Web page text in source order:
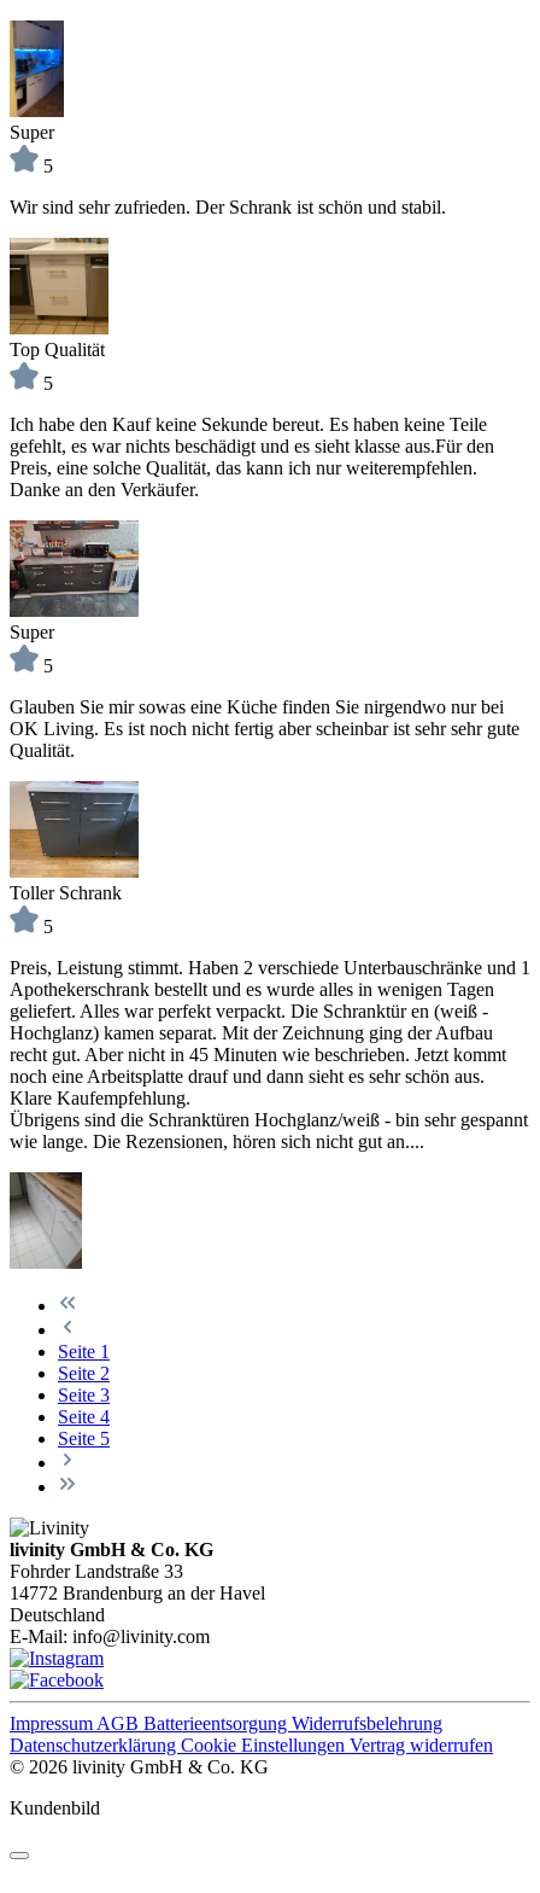
Super
5
Wir sind sehr zufrieden. Der Schrank ist schön und stabil.
Top Qualität
5
Ich habe den Kauf keine Sekunde bereut. Es haben keine Teile
gefehlt, es war nichts beschädigt und es sieht klasse aus.Für den
Preis, eine solche Qualität, das kann ich nur weiterempfehlen.
Danke an den Verkäufer.
Super
5
Glauben Sie mir sowas eine Küche finden Sie nirgendwo nur bei
OK Living. Es ist noch nicht fertig aber scheinbar ist sehr sehr gute
Qualität.
Toller Schrank
5
Preis, Leistung stimmt. Haben 2 verschiede Unterbauschränke und 1
Apothekerschrank bestellt und es wurde alles in wenigen Tagen
geliefert. Alles war perfekt verpackt. Die Schranktür en (weiß -
Hochglanz) kamen separat. Mit der Zeichnung ging der Aufbau
recht gut. Aber nicht in 45 Minuten wie beschrieben. Jetzt kommt
noch eine Arbeitsplatte drauf und dann sieht es sehr schön aus.
Klare Kaufempfehlung.
Übrigens sind die Schranktüren Hochglanz/weiß - bin sehr gespannt
wie lange. Die Rezensionen, hören sich nicht gut an....
Seite 1
Seite 2
Seite 3
Seite 4
Seite 5
livinity GmbH & Co. KG
Fohrder Landstraße 33
14772 Brandenburg an der Havel
Deutschland
E-Mail: info@livinity.com
Impressum AGB Batterieentsorgung Widerrufsbelehrung
Datenschutzerklärung Cookie Einstellungen Vertrag widerrufen
© 2026 livinity GmbH & Co. KG
Kundenbild